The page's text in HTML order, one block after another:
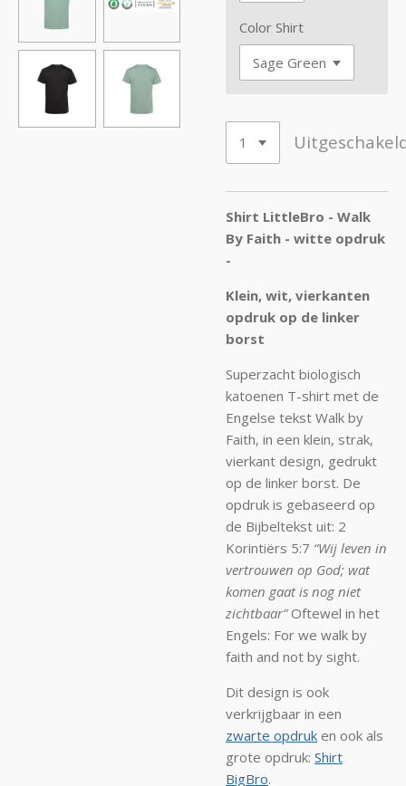
Color Shirt
Shirt LittleBro - Walk
By Faith - witte opdruk
-
Klein, wit, vierkanten
opdruk op de linker
borst
Superzacht biologisch
katoenen T-shirt met de
Engelse tekst Walk by
Faith, in een klein, strak,
vierkant design, gedrukt
op de linker borst. De
opdruk is gebaseerd op
de Bijbeltekst uit: 2
Korintiërs 5:7 “Wij leven in
vertrouwen op God; wat
komen gaat is nog niet
zichtbaar” Oftewel in het
Engels: For we walk by
faith and not by sight.
Dit design is ook
verkrijgbaar in een
zwarte opdruk en ook als
grote opdruk: Shirt
BigBro.